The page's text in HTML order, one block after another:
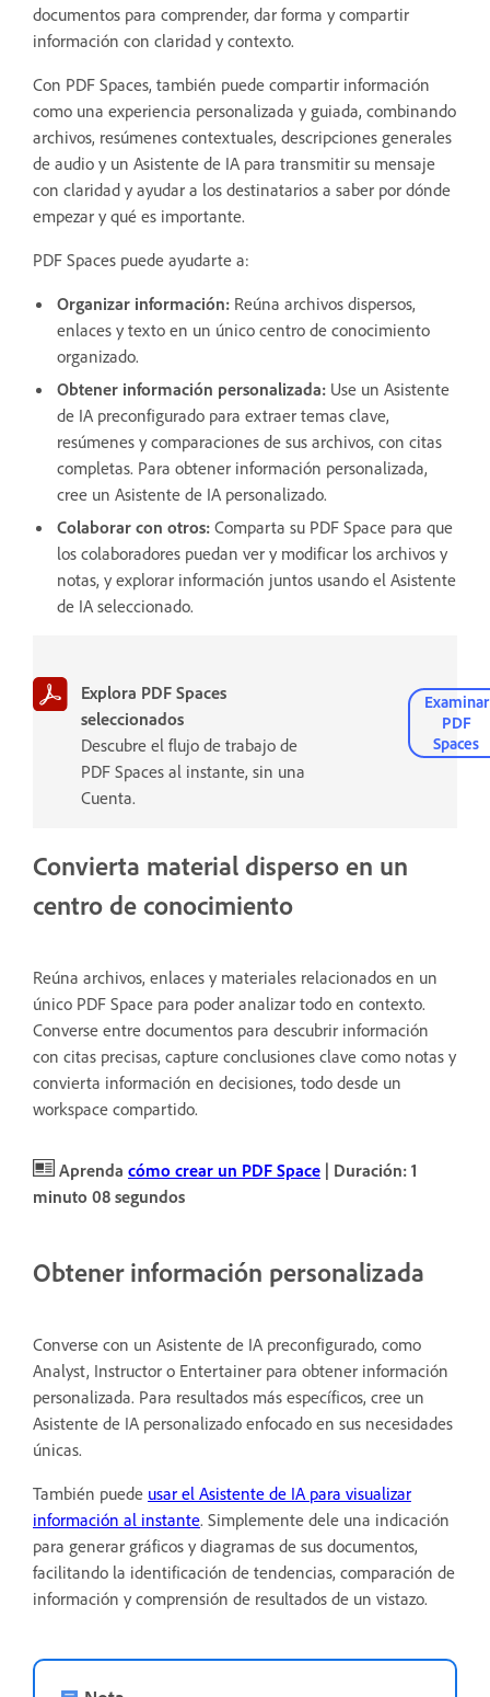
documentos para comprender, dar forma y compartir
información con claridad y contexto.
Con PDF Spaces, también puede compartir información
como una experiencia personalizada y guiada, combinando
archivos, resúmenes contextuales, descripciones generales
de audio y un Asistente de IA para transmitir su mensaje
con claridad y ayudar a los destinatarios a saber por dónde
empezar y qué es importante.
PDF Spaces puede ayudarte a:
Organizar información: Reúna archivos dispersos,
enlaces y texto en un único centro de conocimiento
organizado.
Obtener información personalizada: Use un Asistente
de IA preconfigurado para extraer temas clave,
resúmenes y comparaciones de sus archivos, con citas
completas. Para obtener información personalizada,
cree un Asistente de IA personalizado.
Colaborar con otros: Comparta su PDF Space para que
los colaboradores puedan ver y modificar los archivos y
notas, y explorar información juntos usando el Asistente
de IA seleccionado.
Explora PDF Spaces
seleccionados
Descubre el flujo de trabajo de
PDF Spaces al instante, sin una
Cuenta.
Examinar
PDF
Spaces
Convierta material disperso en un
centro de conocimiento
Reúna archivos, enlaces y materiales relacionados en un
único PDF Space para poder analizar todo en contexto.
Converse entre documentos para descubrir información
con citas precisas, capture conclusiones clave como notas y
convierta información en decisiones, todo desde un
workspace compartido.
Aprenda cómo crear un PDF Space | Duración: 1
minuto 08 segundos
Obtener información personalizada
Converse con un Asistente de IA preconfigurado, como
Analyst, Instructor o Entertainer para obtener información
personalizada. Para resultados más específicos, cree un
Asistente de IA personalizado enfocado en sus necesidades
únicas.
También puede usar el Asistente de IA para visualizar
información al instante. Simplemente dele una indicación
para generar gráficos y diagramas de sus documentos,
facilitando la identificación de tendencias, comparación de
información y comprensión de resultados de un vistazo.